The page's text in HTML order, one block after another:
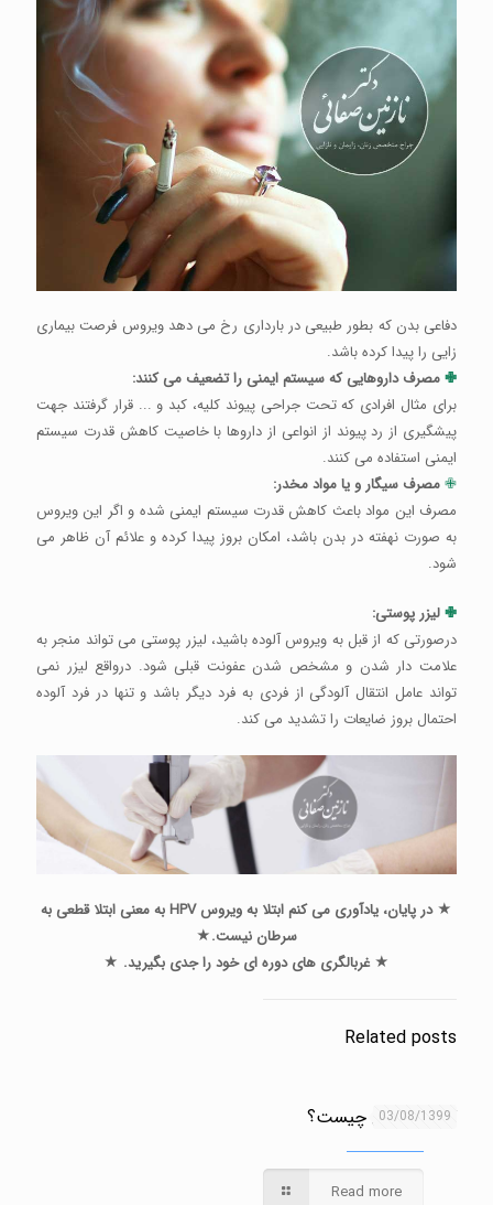
دفاعی بدن که بطور طبیعی در بارداری رخ می دهد ویروس فرصت بیماری
زایی را پیدا کرده باشد.
✙مصرف داروهایی که سیستم ایمنی را تضعیف می کنند:
برای مثال افرادی که تحت جراحی پیوند کلیه، کبد و ... قرار گرفتند جهت
پیشگیری از رد پیوند از انواعی از داروها با خاصیت کاهش قدرت سیستم
ایمنی استفاده می کنند.
✙مصرف سیگار و یا مواد مخدر:
مصرف این مواد باعث کاهش قدرت سیستم ایمنی شده و اگر این ویروس
به صورت نهفته در بدن باشد، امکان بروز پیدا کرده و علائم آن ظاهر می
شود.
✙لیزر پوستی:
درصورتی که از قبل به ویروس آلوده باشید، لیزر پوستی می تواند منجر به
علامت دار شدن و مشخص شدن عفونت قبلی شود. درواقع لیزر نمی
تواند عامل انتقال آلودگی از فردی به فرد دیگر باشد و تنها در فرد آلوده
احتمال بروز ضایعات را تشدید می کند.
★ در پایان، یادآوری می کنم ابتلا به ویروس HPV به معنی ابتلا قطعی به
سرطان نیست.★
★ غربالگری های دوره ای خود را جدی بگیرید. ★
Related posts
03/08/1399
کولپوسکوپی چیست؟
Read more